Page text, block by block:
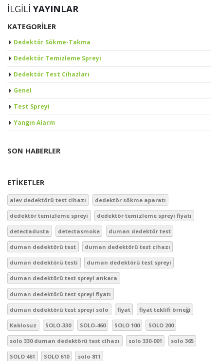
İLGILIYAYINLAR
KATEGORILER
Dedektör Sökme-Takma
Dedektör Temizleme Spreyi
Dedektör Test Cihazları
Genel
Test Spreyi
Yangın Alarm
SON HABERLER
ETIKETLER
alev dedektörü test cihazı dedektör sökme aparatı
dedektör temizleme spreyi dedektör temizleme spreyi fiyatı
detectadusta detectasmoke duman dedektör test
duman dedektörü test duman dedektörü test cihazı
duman dedektörü testi duman dedektörü test spreyi
duman dedektörü test spreyi ankara
duman dedektörü test spreyi fiyatı
duman dedektörü test spreyi solo fiyat fiyat teklifi örneği
Kablosuz SOLO-330 SOLO-460 SOLO 100 SOLO 200
solo 330 duman dedektörü test cihazı solo 330-001 solo 365
SOLO 461 SOLO 610 solo 811